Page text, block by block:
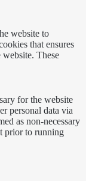
website to
that ensures
These
for the website
personal data via
as non-necessary
prior to running